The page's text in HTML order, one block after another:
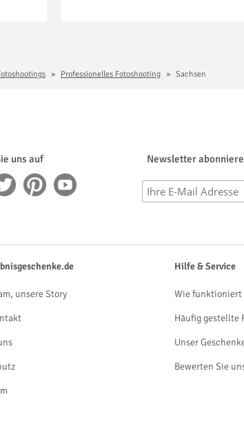
Professionelles Fotoshooting Sachsen
uns auf Newsletter
unsere Story
Hilfe & Service
Wie funktioniert
Häufig gestellte
Unser
Bewerten Sie